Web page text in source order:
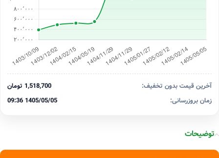
آخرین قیمت بدون تخفیف:
1,518,700 تومان
زمان بروزرسانی:
1405/05/05 09:36
توضیحات